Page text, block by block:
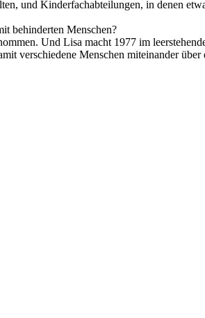
und Kinderfachabteilungen, in denen
behinderten Menschen?
Und Lisa macht 1977 im
verschiedene Menschen miteinander über